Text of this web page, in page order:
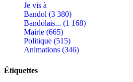
Je vis à
Bandol (3 380)
Bandolais... (1 168)
Mairie (665)
Politique (515)
Animations (346)
Étiquettes